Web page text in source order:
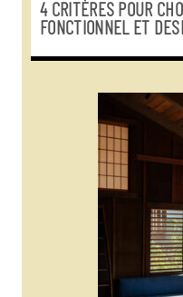
4 CRITÈRES POUR
FONCTIONNEL ET